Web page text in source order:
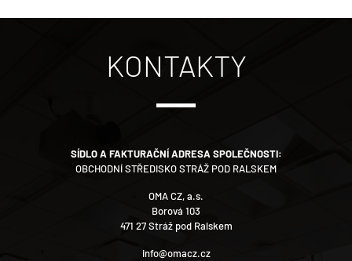
KONTAKTY
SÍDLO A FAKTURAČNÍ ADRESA SPOLEČNOSTI:
OBCHODNÍ STŘEDISKO STRÁŽ POD RALSKEM
OMA CZ, a.s.
Borová 103
471 27 Stráž pod Ralskem
info@omacz.cz